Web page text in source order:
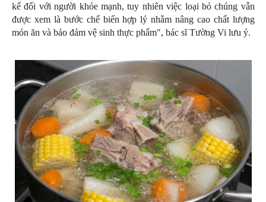
kể đối với người khỏe mạnh, tuy nhiên việc loại bỏ chúng vẫn
được xem là bước chế biến hợp lý nhằm nâng cao chất lượng
món ăn và bảo đảm vệ sinh thực phẩm", bác sĩ Tường Vi lưu ý.